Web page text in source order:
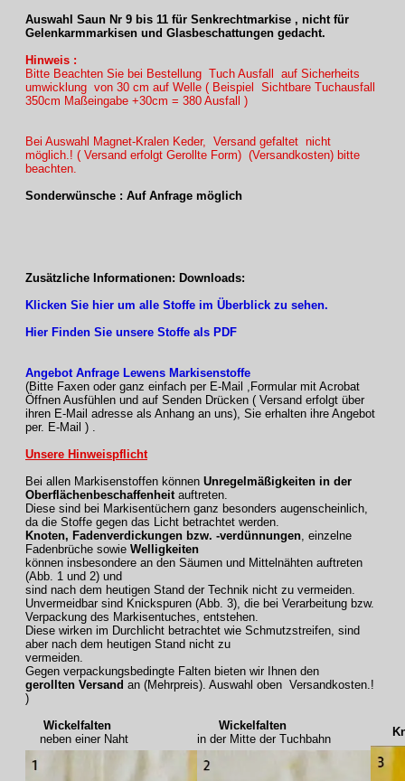
Auswahl Saun Nr 9 bis 11 für Senkrechtmarkise , nicht für
Gelenkarmmarkisen und Glasbeschattungen gedacht.
Hinweis :
Bitte Beachten Sie bei Bestellung Tuch Ausfall auf Sicherheits
umwicklung von 30 cm auf Welle ( Beispiel Sichtbare Tuchausfall
350cm Maßeingabe +30cm = 380 Ausfall )
Bei Auswahl Magnet-Kralen Keder, Versand gefaltet nicht
möglich.! ( Versand erfolgt Gerollte Form) (Versandkosten) bitte
beachten.
Sonderwünsche : Auf Anfrage möglich
Zusätzliche Informationen: Downloads:
Klicken Sie hier um alle Stoffe im Überblick zu sehen.
Hier Finden Sie unsere Stoffe als PDF
Angebot Anfrage Lewens Markisenstoffe
(Bitte Faxen oder ganz einfach per E-Mail ,Formular mit Acrobat
Öffnen Ausfühlen und auf Senden Drücken ( Versand erfolgt über
ihren E-Mail adresse als Anhang an uns), Sie erhalten ihre Angebot
per. E-Mail ) .
Unsere Hinweispflicht
Bei allen Markisenstoffen können Unregelmäßigkeiten in der
Oberflächenbeschaffenheitauftreten.
Diese sind bei Markisentüchern ganz besonders augenscheinlich,
da die Stoffe gegen das Licht betrachtet werden.
Knoten, Fadenverdickungen bzw. -verdünnungen, einzelne
Fadenbrüche sowie Welligkeiten
können insbesondere an den Säumen und Mittelnähten auftreten
(Abb. 1 und 2) und
sind nach dem heutigen Stand der Technik nicht zu vermeiden.
Unvermeidbar sind Knickspuren (Abb. 3), die bei Verarbeitung bzw.
Verpackung des Markisentuches, entstehen.
Diese wirken im Durchlicht betrachtet wie Schmutzstreifen, sind
aber nach dem heutigen Stand nicht zu
vermeiden.
Gegen verpackungsbedingte Falten bieten wir Ihnen den
gerollten Versand an (Mehrpreis). Auswahl oben Versandkosten.!
)
Wickelfalten
neben einer Naht
Wickelfalten
in der Mitte der Tuchbahn